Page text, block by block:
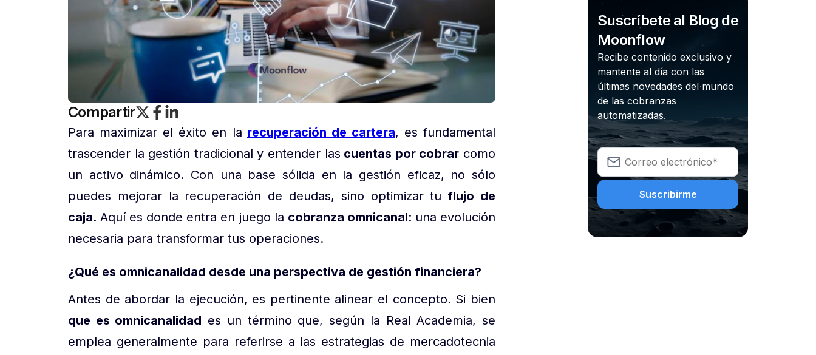
Compartir
Para maximizar el éxito en la recuperación de cartera, es fundamental
trascender la gestión tradicional y entender las cuentas por cobrar como
un activo dinámico. Con una base sólida en la gestión eficaz, no sólo
puedes mejorar la recuperación de deudas, sino optimizar tu flujo de
caja. Aquí es donde entra en juego la cobranza omnicanal: una evolución
necesaria para transformar tus operaciones.
¿Qué es omnicanalidad desde una perspectiva de gestión financiera?
Antes de abordar la ejecución, es pertinente alinear el concepto. Si bien
que es omnicanalidad es un término que, según la Real Academia, se
emplea generalmente para referirse a las estrategias de mercadotecnia
Suscríbete al Blog de
Moonflow
Recibe contenido exclusivo y
mantente al día con las
últimas novedades del mundo
de las cobranzas
automatizadas.